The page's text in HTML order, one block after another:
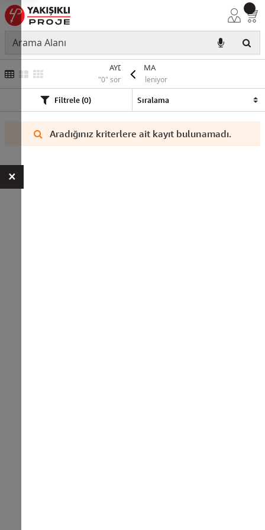
AYDINLATMA
"0" sonuç listeleniyor
Filtrele (0)
Aradığınız kriterlere ait kayıt bulunamadı.
×